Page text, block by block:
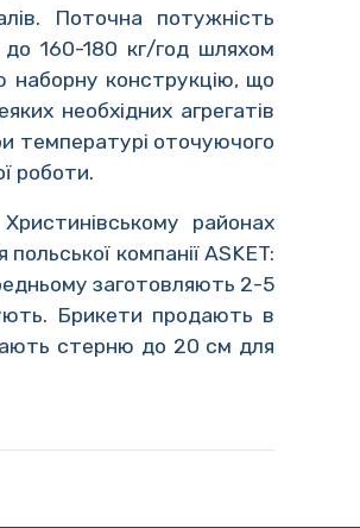
Поточна потужність
до 160-180 кг/год шляхом
наборну конструкцію, що
необхідних агрегатів
температурі оточуючого
роботи.
районах
компанії ASKET:
заготовляють 2-5
Брикети продають в
стерню до 20 см для